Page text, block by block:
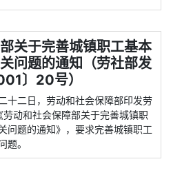
关于完善城镇职工基本
问题的通知（劳社部发
〕20号）
十二日，劳动和社会保障部印发劳
动和社会保障部关于完善城镇职
问题的通知》，要求完善城镇职工
题。